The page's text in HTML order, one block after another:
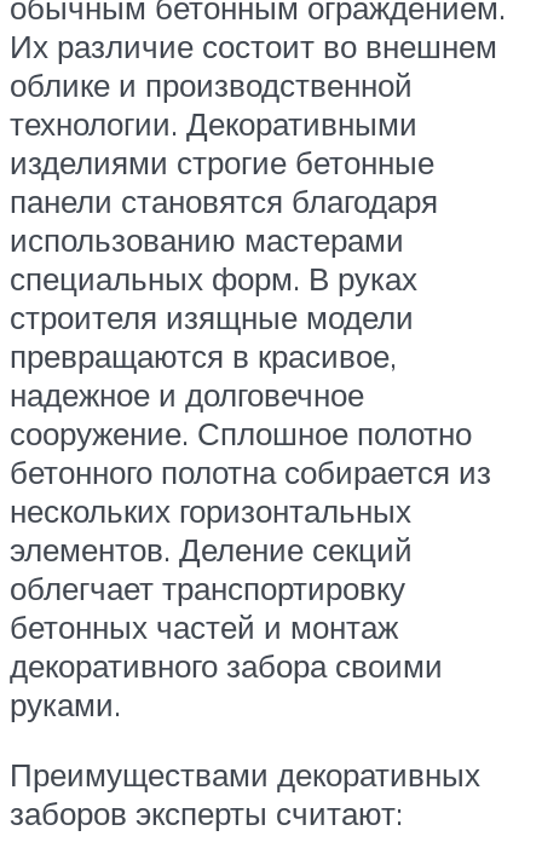
Их различие состоит во внешнем
облике и производственной
технологии. Декоративными
изделиями строгие бетонные
панели становятся благодаря
использованию мастерами
специальных форм. В руках
строителя изящные модели
превращаются в красивое,
надежное и долговечное
сооружение. Сплошное полотно
бетонного полотна собирается из
нескольких горизонтальных
элементов. Деление секций
облегчает транспортировку
бетонных частей и монтаж
декоративного забора своими
руками.
Преимуществами декоративных
заборов эксперты считают: